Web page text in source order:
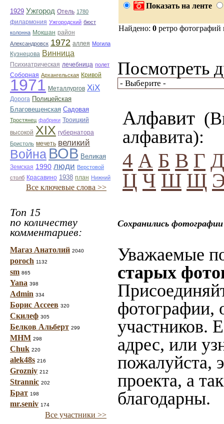
1929 Ужгород Отель 1780
филармония Ужгородский бюст
колонна Мокшан район
Александровск 1972 аллея Могила
Кузнецова Винница
Психиатрическая лечебница полет
Соборная Архангельская Кривой
1971 Металлургов ХiХ
Дорога Полицейская
Благовещенская Садовая
Тростянец фабрики Троицкий
высокой ХІХ губернатора
Бристоль мечеть великий
Война ВОВ Великая
Земская 1990 люди Верстовой
столб Красавино 1938 план Нижний
Все ключевые слова >>
Топ 15
по количеству
комментариев:
Магаз Анатолий 2040
poroch 1132
sm 865
Yana 398
Admin 334
Борис Ассеев 320
Скилеф 305
Белков Альберт 299
МНМ 298
Chuk 220
alek48s 216
Grozniy 212
Strannic 202
Брат 198
mr.seniv 174
Все участники >>
Показать на ленте
Найдено: 0 ретро
Посмотреть
Алфавит
алфавита):
4 А Б В Г Д
Ц Ч Ш Щ
Сохранились
Уважаемые
старых
фотографии,
участников.
адрес, или
пожалуйста,
проекта, а
благодарны.